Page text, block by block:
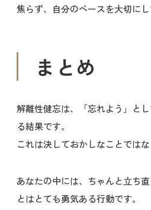
焦らず、自分のペースを大切にし
まとめ
解離性健忘は、「忘れよう」と
る結果です。
これは決しておかしなことでは
あなたの中には、ちゃんと立ち
とはとても勇気ある行動です。